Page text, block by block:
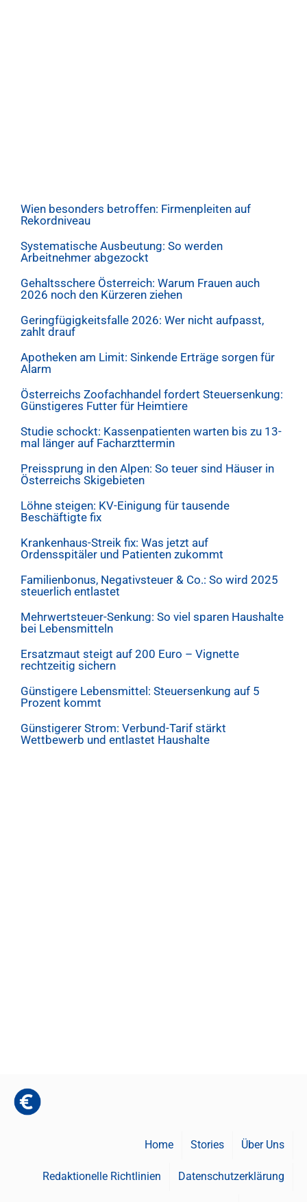
Wien besonders betroffen: Firmenpleiten auf
Rekordniveau
Systematische Ausbeutung: So werden
Arbeitnehmer abgezockt
Gehaltsschere Österreich: Warum Frauen auch
2026 noch den Kürzeren ziehen
Geringfügigkeitsfalle 2026: Wer nicht aufpasst,
zahlt drauf
Apotheken am Limit: Sinkende Erträge sorgen für
Alarm
Österreichs Zoofachhandel fordert Steuersenkung:
Günstigeres Futter für Heimtiere
Studie schockt: Kassenpatienten warten bis zu 13-
mal länger auf Facharzttermin
Preissprung in den Alpen: So teuer sind Häuser in
Österreichs Skigebieten
Löhne steigen: KV-Einigung für tausende
Beschäftigte fix
Krankenhaus-Streik fix: Was jetzt auf
Ordensspitäler und Patienten zukommt
Familienbonus, Negativsteuer & Co.: So wird 2025
steuerlich entlastet
Mehrwertsteuer-Senkung: So viel sparen Haushalte
bei Lebensmitteln
Ersatzmaut steigt auf 200 Euro – Vignette
rechtzeitig sichern
Günstigere Lebensmittel: Steuersenkung auf 5
Prozent kommt
Günstigerer Strom: Verbund-Tarif stärkt
Wettbewerb und entlastet Haushalte
Home Stories Über Uns
Redaktionelle Richtlinien Datenschutzerklärung